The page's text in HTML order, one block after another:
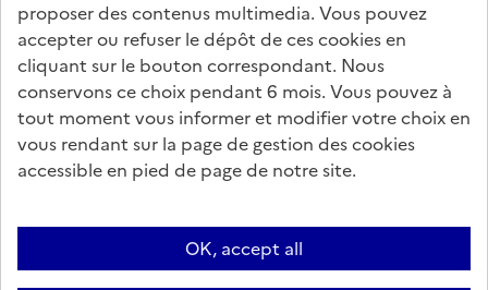
legifrance.gouv.fr
info.gouv.fr
service-public.gouv.fr
data.gouv.fr
Questions fréquentes / Contacts
Informations publiques
Mentions légales
Archives presse English contents Cookies
proposer des contenus multimedia. Vous pouvez
accepter ou refuser le dépôt de ces cookies en
cliquant sur le bouton correspondant. Nous
conservons ce choix pendant 6 mois. Vous pouvez à
tout moment vous informer et modifier votre choix en
vous rendant sur la page de gestion des cookies
accessible en pied de page de notre site.
OK, accept all